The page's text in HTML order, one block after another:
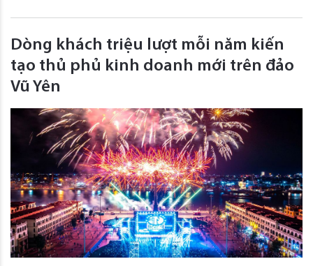
Dòng khách triệu lượt mỗi năm kiến
tạo thủ phủ kinh doanh mới trên đảo
Vũ Yên